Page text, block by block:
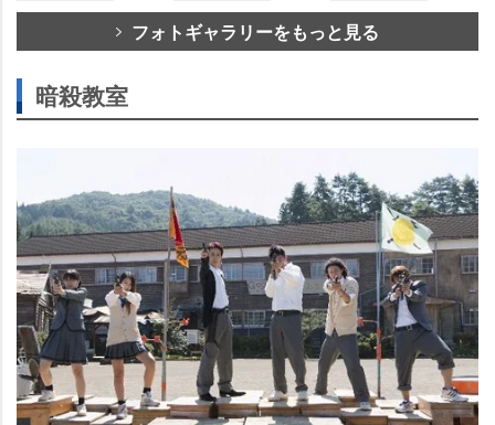
フォトギャラリーをもっと見る
暗殺教室